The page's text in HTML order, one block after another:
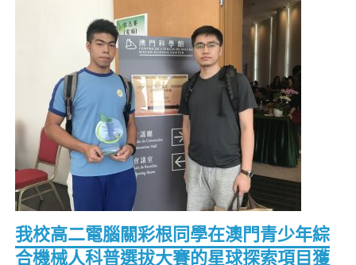
我校高二電腦關彩根同學在澳門青少年綜
合機械人科普選拔大賽的星球探索項目獲